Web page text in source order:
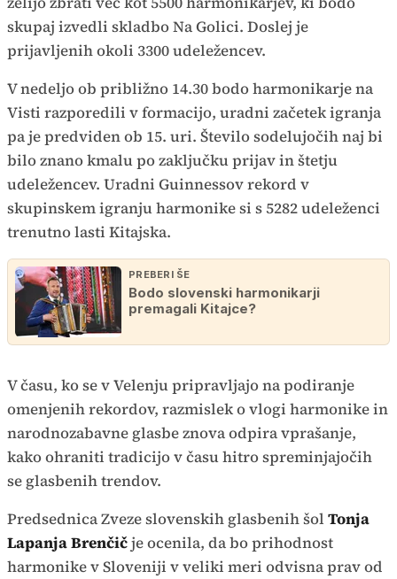
skupaj izvedli skladbo Na Golici. Doslej je
prijavljenih okoli 3300 udeležencev.
V nedeljo ob približno 14.30 bodo harmonikarje na
Visti razporedili v formacijo, uradni začetek igranja
pa je predviden ob 15. uri. Število sodelujočih naj bi
bilo znano kmalu po zaključku prijav in štetju
udeležencev. Uradni Guinnessov rekord v
skupinskem igranju harmonike si s 5282 udeleženci
trenutno lasti Kitajska.
PREBERI ŠE
Bodo slovenski harmonikarji
premagali Kitajce?
V času, ko se v Velenju pripravljajo na podiranje
omenjenih rekordov, razmislek o vlogi harmonike in
narodnozabavne glasbe znova odpira vprašanje,
kako ohraniti tradicijo v času hitro spreminjajočih
se glasbenih trendov.
Predsednica Zveze slovenskih glasbenih šol Tonja
Lapanja Brenčičje ocenila, da bo prihodnost
harmonike v Sloveniji v veliki meri odvisna prav od